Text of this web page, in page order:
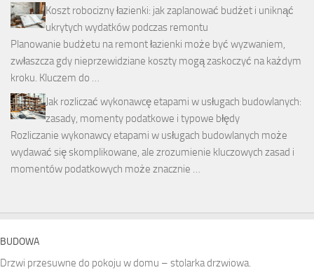
Koszt robocizny łazienki: jak zaplanować budżet i uniknąć
ukrytych wydatków podczas remontu
Planowanie budżetu na remont łazienki może być wyzwaniem,
zwłaszcza gdy nieprzewidziane koszty mogą zaskoczyć na każdym
kroku. Kluczem do …
Jak rozliczać wykonawcę etapami w usługach budowlanych:
zasady, momenty podatkowe i typowe błędy
Rozliczanie wykonawcy etapami w usługach budowlanych może
wydawać się skomplikowane, ale zrozumienie kluczowych zasad i
momentów podatkowych może znacznie …
BUDOWA
Drzwi przesuwne do pokoju w domu – stolarka drzwiowa.